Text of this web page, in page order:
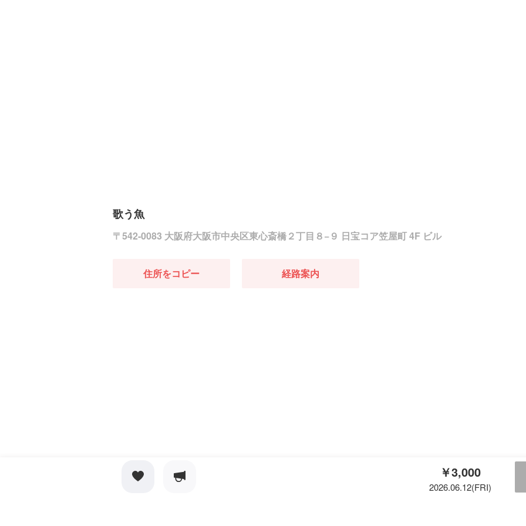
歌う魚
〒542-0083 大阪府大阪市中央区東心斎橋２丁目８−９ 日宝コア笠屋町 4F ビル
住所をコピー 経路案内
￥3,000
2026.06.12(FRI)